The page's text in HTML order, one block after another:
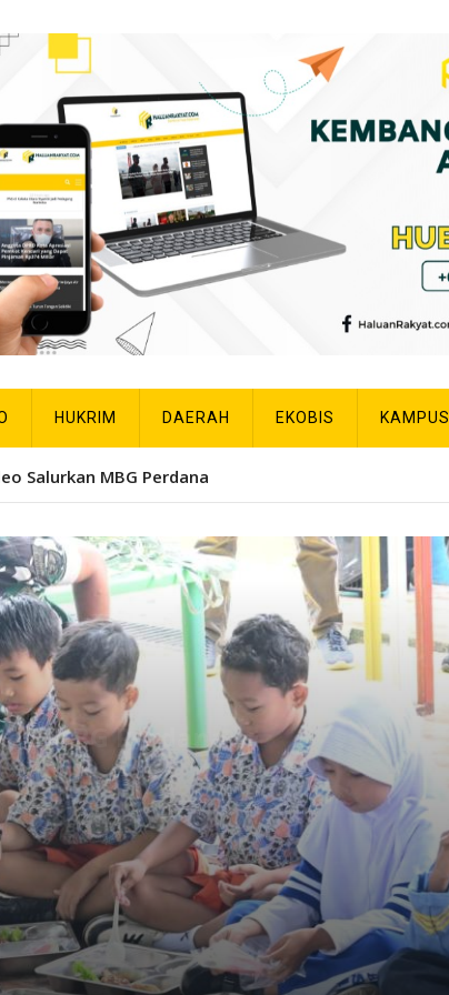
HUKRIM DAERAH EKOBIS KAMPUS
Salurkan MBG Perdana
MBG Perdana
Komandan Lanud Haluoleo, Tarmuji
penyaluran perdana
yang dilaksanakan oleh Satuan
Lanud Haluoleo, Selasa
seluruh proses penyiapan
kepada para penerima manfaat